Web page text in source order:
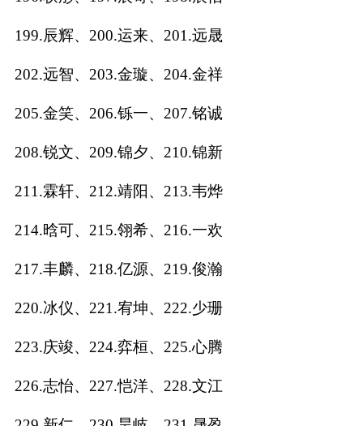
199.辰辉、200.运来、201.远晟
202.远智、203.金璇、204.金祥
205.金笑、206.铄一、207.铭诚
208.锐文、209.锦夕、210.锦新
211.霖轩、212.靖阳、213.韦烨
214.晗可、215.翎希、216.一欢
217.丰麟、218.亿源、219.俊瀚
220.冰仪、221.宥坤、222.少珊
223.庆竣、224.弈桓、225.心腾
226.志怡、227.恺洋、228.文江